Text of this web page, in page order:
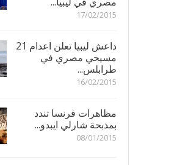
17/02/2015
داعش ليبيا تعلن اعدام 21
مسيحي مصري في
طرابلس...
16/02/2015
مظاهرات فرنسا تندد
بمذبحة شارلي ايبدو...
08/01/2015